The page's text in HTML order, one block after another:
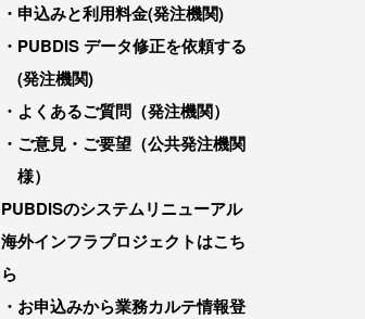
申込みと利用料金(発注機関)
PUBDIS データ修正を依頼する
(発注機関)
よくあるご質問（発注機関）
ご意見・ご要望（公共発注機関
様）
PUBDISのシステムリニューアル
海外インフラプロジェクトはこち
ら
お申込みから業務カルテ情報登